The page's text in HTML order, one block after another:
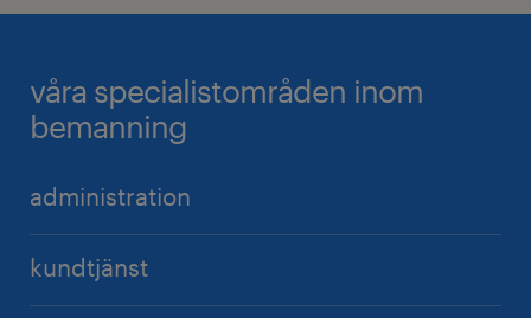
våra specialistområden inom
bemanning
administration
kundtjänst